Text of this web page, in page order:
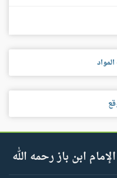
ابن باز رحمه الله